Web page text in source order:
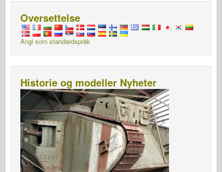
Oversettelse
Angi som standardspråk
Historie og modeller Nyheter